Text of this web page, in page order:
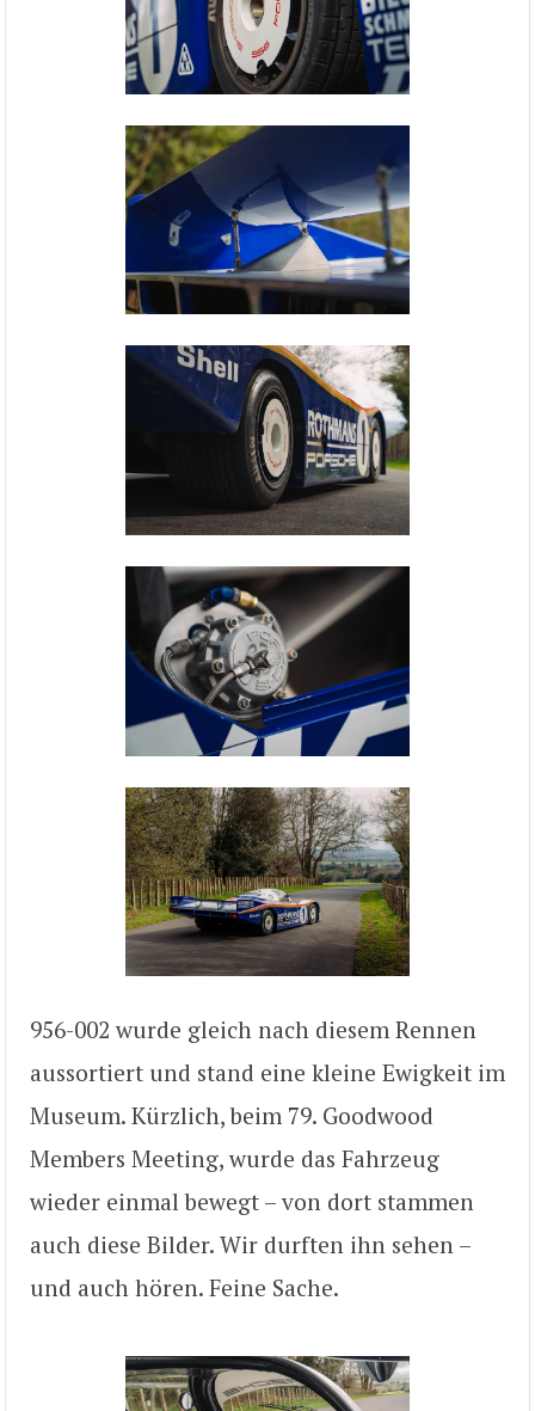
956-002 wurde gleich nach diesem Rennen
aussortiert und stand eine kleine Ewigkeit im
Museum. Kürzlich, beim 79. Goodwood
Members Meeting, wurde das Fahrzeug
wieder einmal bewegt – von dort stammen
auch diese Bilder. Wir durften ihn sehen –
und auch hören. Feine Sache.